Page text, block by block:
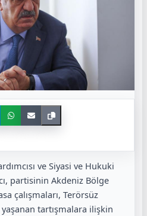
ve Siyasi ve Hukuki
partisinin Akdeniz Bölge
çalışmaları, Terörsüz
yaşanan tartışmalara ilişkin